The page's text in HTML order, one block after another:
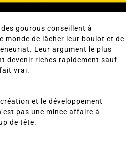
gourous conseillent à
monde de lâcher leur boulot et de
Leur argument le plus
devenir riches rapidement sauf
vrai.
et le développement
pas une mince affaire à
de tête.